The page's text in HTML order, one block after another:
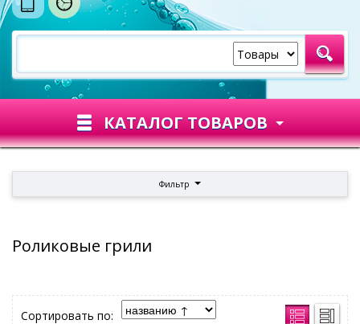
КАТАЛОГ ТОВАРОВ
Фильтр
Роликовые грили
Сортировать по: